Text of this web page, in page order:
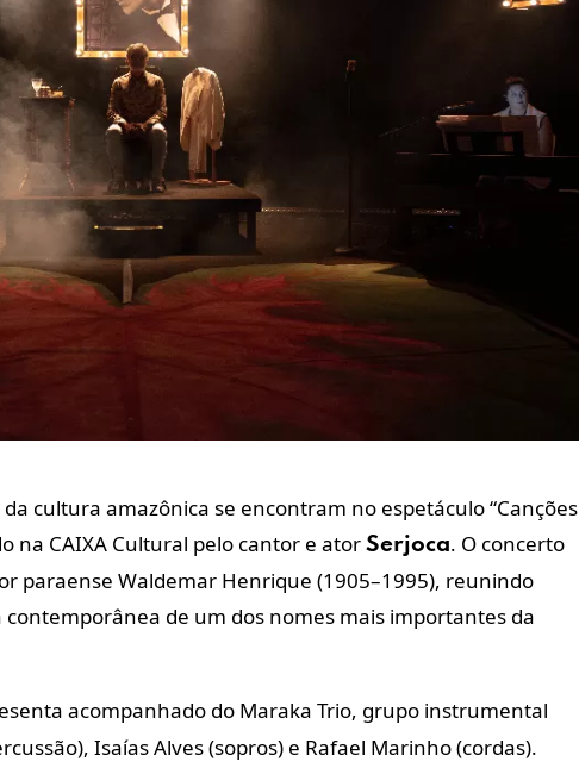
cultura amazônica se encontram no espetáculo “Canções
na CAIXA Cultural pelo cantor e ator Serjoca. O concerto
paraense Waldemar Henrique (1905–1995), reunindo
de um dos nomes mais importantes da
acompanhado do Maraka Trio, grupo instrumental
Isaías Alves (sopros) e Rafael Marinho (cordas).